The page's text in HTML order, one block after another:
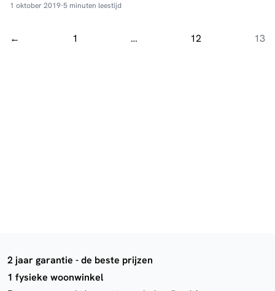
dit? Wij ontvangen deze vraag regelmatig en hebben daarom
1 oktober 2019·5 minuten leestijd
← 1 … 12 13
2 jaar garantie - de beste prijzen
1 fysieke woonwinkel